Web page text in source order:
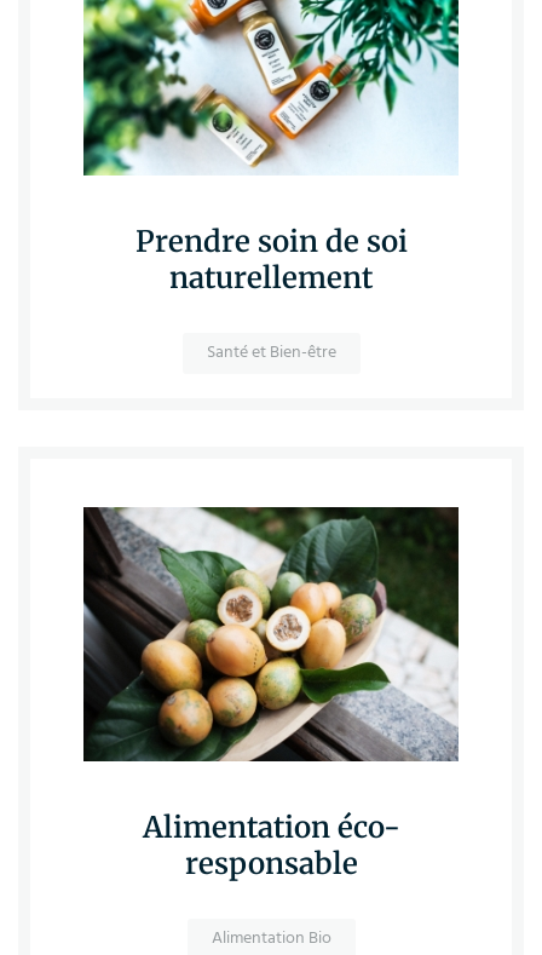
Prendre soin de soi
naturellement
Santé et Bien-être
Alimentation éco-
responsable
Alimentation Bio